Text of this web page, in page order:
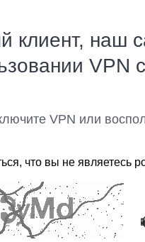
клиент, наш
VPN
VPN или
что вы не являетесь